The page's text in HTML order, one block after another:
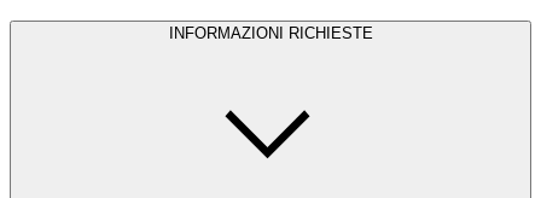
INFORMAZIONI RICHIESTE